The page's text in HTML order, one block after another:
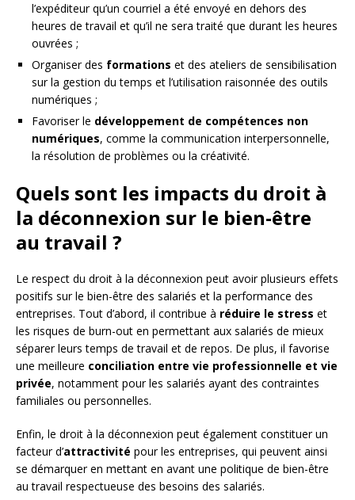
l’expéditeur qu’un courriel a été envoyé en dehors des
heures de travail et qu’il ne sera traité que durant les heures
ouvrées ;
Organiser des formations et des ateliers de sensibilisation
sur la gestion du temps et l’utilisation raisonnée des outils
numériques ;
Favoriser le développement de compétences non
numériques, comme la communication interpersonnelle,
la résolution de problèmes ou la créativité.
Quels sont les impacts du droit à
la déconnexion sur le bien-être
au travail ?
Le respect du droit à la déconnexion peut avoir plusieurs effets
positifs sur le bien-être des salariés et la performance des
entreprises. Tout d’abord, il contribue à réduire le stress et
les risques de burn-out en permettant aux salariés de mieux
séparer leurs temps de travail et de repos. De plus, il favorise
une meilleure conciliation entre vie professionnelle et vie
privée, notamment pour les salariés ayant des contraintes
familiales ou personnelles.
Enfin, le droit à la déconnexion peut également constituer un
facteur d’attractivité pour les entreprises, qui peuvent ainsi
se démarquer en mettant en avant une politique de bien-être
au travail respectueuse des besoins des salariés.